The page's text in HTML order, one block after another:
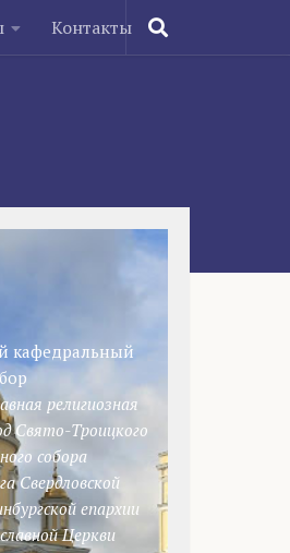
Контакты
кафедральный
религиозная
Свято-Троицкого
собора
Свердловской
епархии
Церкви